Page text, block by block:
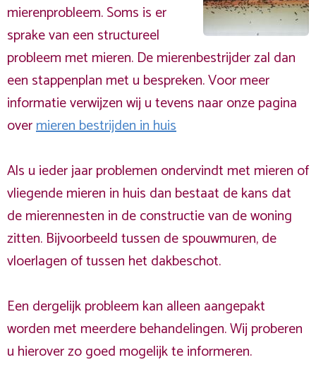
mierenprobleem. Soms is er
sprake van een structureel
probleem met mieren. De mierenbestrijder zal dan
een stappenplan met u bespreken. Voor meer
informatie verwijzen wij u tevens naar onze pagina
overmieren bestrijden in huis
Als u ieder jaar problemen ondervindt met mieren of
vliegende mieren in huis dan bestaat de kans dat
de mierennesten in de constructie van de woning
zitten. Bijvoorbeeld tussen de spouwmuren, de
vloerlagen of tussen het dakbeschot.
Een dergelijk probleem kan alleen aangepakt
worden met meerdere behandelingen. Wij proberen
u hierover zo goed mogelijk te informeren.